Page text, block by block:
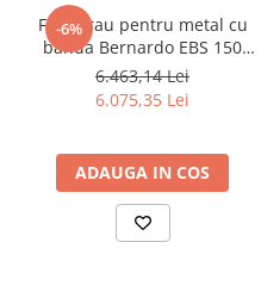
Indicatoare înălțime
Indicator cadran / Baze
Micrometru de adancime
Micrometru de interior
-6%
Ferastrau pentru metal cu
banda Bernardo EBS 150
GC
6.463,14 Lei
6.075,35 Lei
ADAUGA IN COS